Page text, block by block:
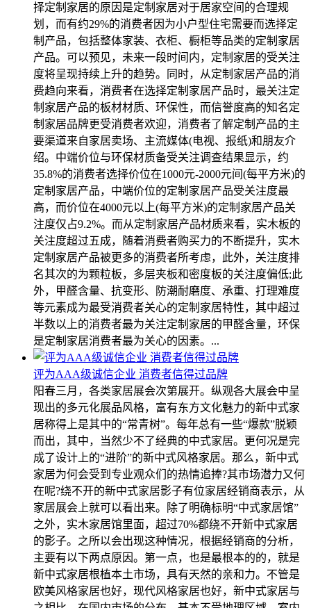
择定制家居的原因是定制家居对于居家空间的合理规
划，而有约29%的消费者因为小户型住宅需要而选择定
制产品，包括整体家装、衣柜、橱柜等品类的定制家居
产品。可以预见，未来一段时间内，定制家居的受关注
度将呈现持续上升的趋势。同时，从定制家居产品的消
费趋向来看，消费者在选择定制家居产品时，最关注定
制家居产品的板材材质、环保性，而信誉度高的知名定
制家居品牌更受消费者欢迎，消费者了解定制产品的主
要渠道来自家居卖场、主流媒体(电视、报纸)和朋友介
绍。中端价位与环保材质备受关注调查结果显示，约
35.8%的消费者选择价位在1000元-2000元间(每平方米)的
定制家居产品，中端价位的定制家居产品受关注度最
高，而价位在4000元以上(每平方米)的定制家居产品关
注度仅占9.2%。而从定制家居产品材质来看，实木板的
关注度超过五成，随着消费者购买力的不断提升，实木
定制家居产品被更多的消费者所考虑，此外，关注度排
名其次的为颗粒板，多层夹板和密度板的关注度偏低;此
外，甲醛含量、抗变形、防潮耐磨度、承重、打理难度
等元素成为最受消费者关心的定制家居特性，其中超过
半数以上的消费者最为关注定制家居的甲醛含量，环保
是定制家居消费者最为关心的因素。...
评为AAA级诚信企业 消费者信得过品牌
阳春三月，各类家居展会次第展开。纵观各大展会中呈
现出的多元化展品风格，富有东方文化魅力的新中式家
居称得上是其中的“常青树”。每年总有一些“爆款”脱颖
而出，其中，当然少不了经典的中式家居。更何况是完
成了设计上的“进阶”的新中式风格家居。那么，新中式
家居为何会受到专业观众们的热情追捧?其市场潜力又何
在呢?绕不开的新中式家居影子有位家居经销商表示，从
家居展会上就可以看出来。除了明确标明“中式家居馆”
之外，实木家居馆里面，超过70%都绕不开新中式家居
的影子。之所以会出现这种情况，根据经销商的分析，
主要有以下两点原因。第一点，也是最根本的的，就是
新中式家居根植本土市场，具有天然的亲和力。不管是
欧美风格家居也好，现代风格家居也好，新中式家居与